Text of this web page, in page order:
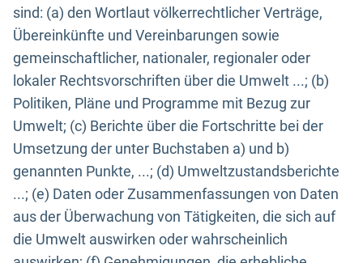
sind: (a) den Wortlaut völkerrechtlicher Verträge,
Übereinkünfte und Vereinbarungen sowie
gemeinschaftlicher, nationaler, regionaler oder
lokaler Rechtsvorschriften über die Umwelt ...; (b)
Politiken, Pläne und Programme mit Bezug zur
Umwelt; (c) Berichte über die Fortschritte bei der
Umsetzung der unter Buchstaben a) und b)
genannten Punkte, ...; (d) Umweltzustandsberichte
...; (e) Daten oder Zusammenfassungen von Daten
aus der Überwachung von Tätigkeiten, die sich auf
die Umwelt auswirken oder wahrscheinlich